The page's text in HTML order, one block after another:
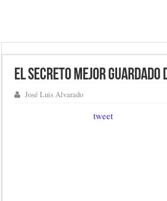
El secreto mejor guardado
José Luis Alvarado
tweet